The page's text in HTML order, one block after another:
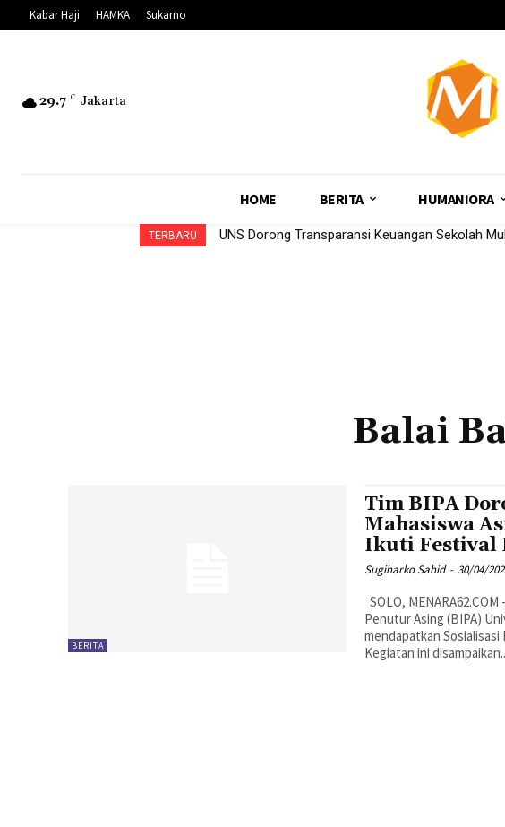
Kabar Haji HAMKA Sukarno
29.7 C Jakarta
HOME BERITA HUMANIORA
TERBARU UNS Dorong Transparansi Keuangan Sekolah
Balai
BERITA
Tim BIPA
Mahasiswa
Ikuti Festival
Sugiharko Sahid - 30/04/
SOLO, MENARA62.COM - Mahasiswa asing Program Bahasa Indonesia
Penutur Asing (BIPA)
mendapatkan Sosialisasi
Kegiatan ini